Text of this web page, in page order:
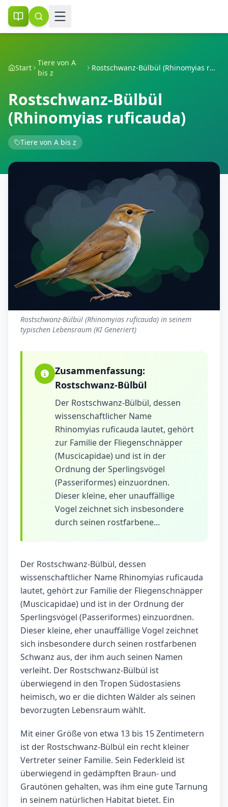
Start
Tiere von A
bis z
Rostschwanz-Bülbül (Rhinomyias ruficauda)
Rostschwanz-Bülbül
(Rhinomyias ruficauda)
Tiere von A bis z
Rostschwanz-Bülbül (Rhinomyias ruficauda) in seinem
typischen Lebensraum (KI Generiert)
Zusammenfassung:
Rostschwanz-Bülbül
Der Rostschwanz-Bülbül, dessen
wissenschaftlicher Name
Rhinomyias ruficauda lautet, gehört
zur Familie der Fliegenschnäpper
(Muscicapidae) und ist in der
Ordnung der Sperlingsvögel
(Passeriformes) einzuordnen.
Dieser kleine, eher unauffällige
Vogel zeichnet sich insbesondere
durch seinen rostfarbene...
Der Rostschwanz-Bülbül, dessen
wissenschaftlicher Name Rhinomyias ruficauda
lautet, gehört zur Familie der Fliegenschnäpper
(Muscicapidae) und ist in der Ordnung der
Sperlingsvögel (Passeriformes) einzuordnen.
Dieser kleine, eher unauffällige Vogel zeichnet
sich insbesondere durch seinen rostfarbenen
Schwanz aus, der ihm auch seinen Namen
verleiht. Der Rostschwanz-Bülbül ist
überwiegend in den Tropen Südostasiens
heimisch, wo er die dichten Wälder als seinen
bevorzugten Lebensraum wählt.
Mit einer Größe von etwa 13 bis 15 Zentimetern
ist der Rostschwanz-Bülbül ein recht kleiner
Vertreter seiner Familie. Sein Federkleid ist
überwiegend in gedämpften Braun- und
Grautönen gehalten, was ihm eine gute Tarnung
in seinem natürlichen Habitat bietet. Ein